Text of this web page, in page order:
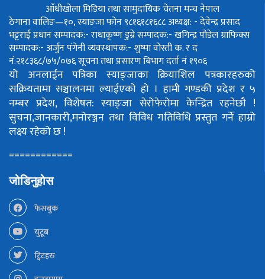
आँधीखोला मिडिया तथा सामुदायिक चेतना मन्च नेपाल
ठेगाना वालिङ—१०, स्याङजा फोन ९८१६१८१६८८अध्यक्ष: - देवेन्द्र प्रसाद
भट्टराईप्रधान सम्पादक:- राधाकृष्ण डुम्रेसम्पादक:- खगिन्द्र पौडेलग्राफिक्स
सम्पादक:- अर्जुन पंगेनीव्यवस्थापक:- शुष्मा वोस्तीक. र द
नं.२१८३६८/७५/०७६सूचना तथा प्रसारण बिभाग दर्ता नं १९०६
यो अनलाईन पत्रिका स्याङ्जाका क्रियाशिल पत्रकारहरुको
सक्रियतामा सञ्चालनमा ल्याईएको हो । हामी गण्डकी प्रदेश र ५
नम्बर प्रदेश, विशेषत: स्याङ्जा सेरोफेरोमा केन्द्रित रहनेछौ !
सुचना,जानकारी,मनोरञ्जन तथा विविध गतिविधि प्रस्तुत गर्ने हाम्रो
लक्ष्य रहेको छ !
============
जोडिनुहोस
फेसबुक
युटूब
ट्विटहरु